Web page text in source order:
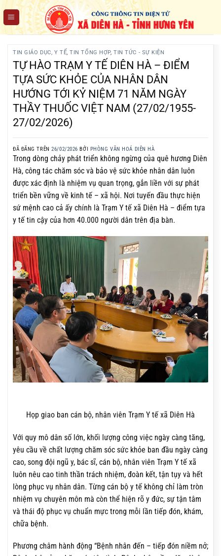
Chuyển
đến
nội
TIN GIÁO DỤC, Y TẾ,TIN TỔNG HỢP,TIN TỨC - SỰ KIỆN
TỰ HÀO TRẠM Y TẾ DIÊN HÀ – ĐIỂM
TỰA SỨC KHỎE CỦA NHÂN DÂN
HƯỚNG TỚI KỶ NIỆM 71 NĂM NGÀY
THẦY THUỐC VIỆT NAM (27/02/1955-
27/02/2026)
ĐÃ ĐĂNG TRÊN26/02/2026 BỞI PHÒNG VĂN HOÁ DIÊN HÀ
Trong dòng chảy phát triển không ngừng của quê hương Diên
Hà, công tác chăm sóc và bảo vệ sức khỏe nhân dân luôn
được xác định là nhiệm vụ quan trọng, gắn liền với sự phát
triển bền vững về kinh tế – xã hội. Nơi tuyến đầu thực hiện
sứ mệnh cao cả ấy chính là Trạm Y tế xã Diên Hà – điểm tựa
y tế tin cậy của hơn 40.000 người dân trên địa bàn.
Họp giao ban cán bộ, nhân viên Trạm Y tế xã Diên Hà
Với quy mô dân số lớn, khối lượng công việc ngày càng tăng,
yêu cầu về chất lượng chăm sóc sức khỏe ban đầu ngày càng
cao, song đội ngũ y, bác sĩ, cán bộ, nhân viên Trạm Y tế xã
luôn nêu cao tinh thần trách nhiệm, đoàn kết, tận tụy và hết
lòng phục vụ nhân dân. Từng cán bộ y tế không chỉ làm tròn
nhiệm vụ chuyên môn mà còn thể hiện rõ y đức, sự tận tâm
và thái độ phục vụ chuẩn mực trong mỗi lần tiếp đón, khám,
chữa bệnh.
Phương châm hành động “Bệnh nhân đến – tiếp đón niềm nở;